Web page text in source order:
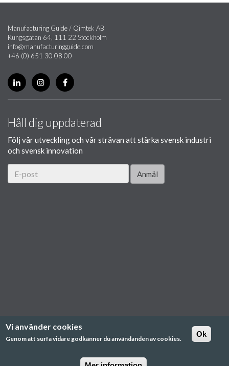
Manufacturing Guide / Qimtek AB
Kungsgatan 64, 111 22 Stockholm
info@manufacturingguide.com
+46 (0) 651 30 08 00
Håll dig uppdaterad
Följ vår utveckling och vår strävan att stärka svensk industri
och svensk innovation
Anmäl
Vi använder cookies
Genom att surfa vidare godkänner du användanden av cookies.
Ok